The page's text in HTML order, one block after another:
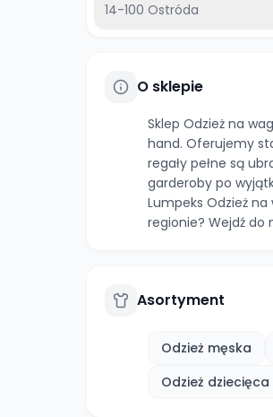
14-100 Ostróda
O sklepie
Sklep Odzież na
hand. Oferujemy
regały pełne są
garderoby po
Lumpeks Odzież
regionie? Wejdź do
Asortyment
Odzież męska
Odzież dziecięca